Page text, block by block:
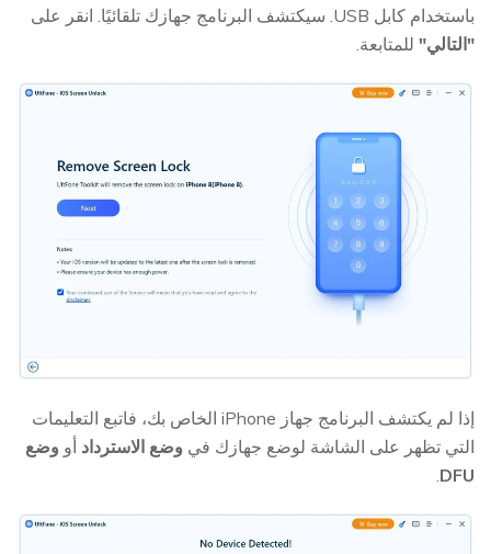
باستخدام كابل USB. سيكتشف البرنامج جهازك تلقائيًا. انقر على
"التالي" للمتابعة.
إذا لم يكتشف البرنامج جهاز iPhone الخاص بك، فاتبع التعليمات
التي تظهر على الشاشة لوضع جهازك في وضع الاسترداد أو وضع
DFU